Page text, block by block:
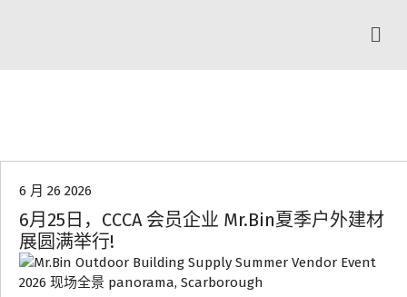
6 月 26 2026
6月25日，CCCA 会员企业 Mr.Bin夏季户外建材
展圆满举行!